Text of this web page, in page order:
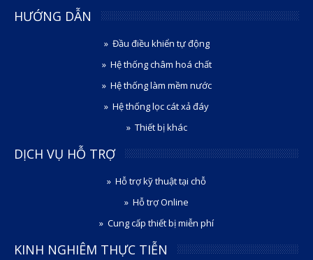
HƯỚNG DẪN
Đầu điều khiển tự động
Hệ thống châm hoá chất
Hệ thống làm mềm nước
Hệ thống lọc cát xả đáy
Thiết bị khác
DỊCH VỤ HỖ TRỢ
Hỗ trợ kỹ thuật tại chỗ
Hỗ trợ Online
Cung cấp thiết bị miễn phí
KINH NGHIÊM THỰC TIỄN